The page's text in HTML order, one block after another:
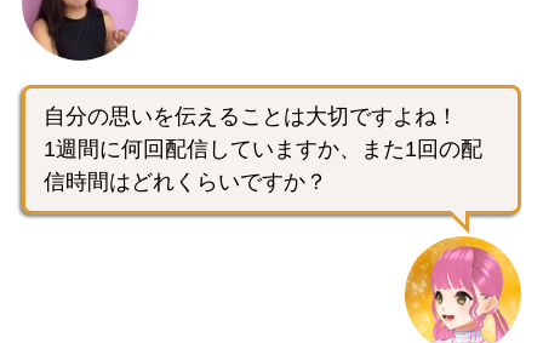
自分の思いを伝えることは大切ですよね！
1週間に何回配信していますか、また1回の配
信時間はどれくらいですか？